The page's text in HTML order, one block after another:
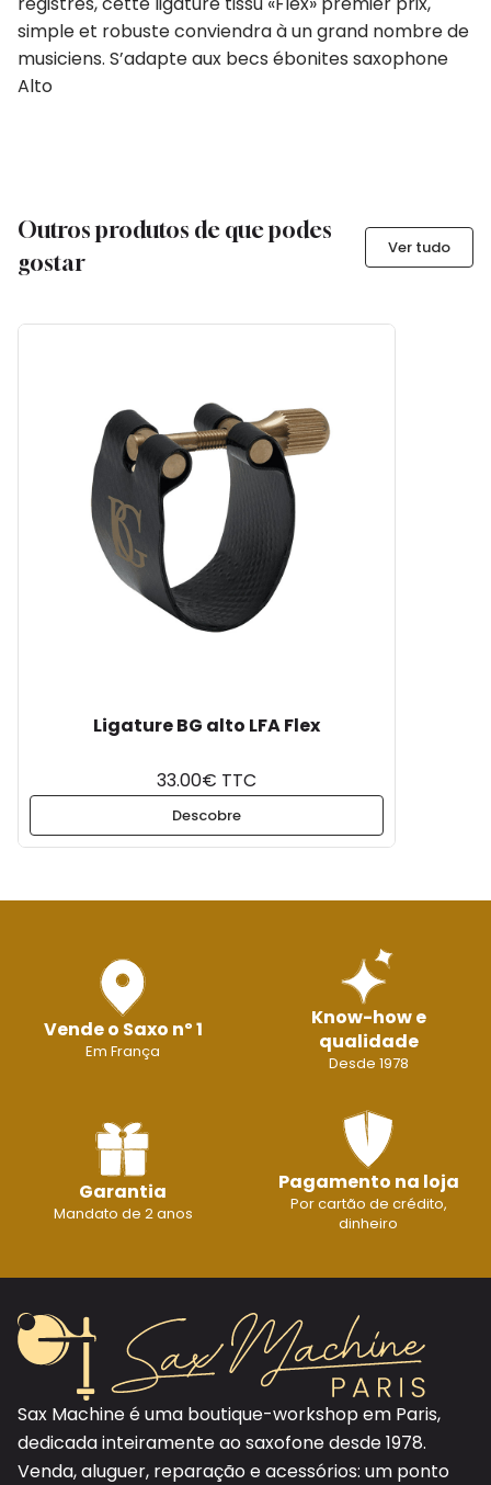
simple et robuste conviendra à un grand nombre de
musiciens. S’adapte aux becs ébonites saxophone
Alto
Outros produtos de que podes
gostar
Ver tudo
Ligature BG alto LFA Flex
33.00€ TTC
Descobre
Vende o Saxo nº 1
Em França
Know-how e
qualidade
Desde 1978
Garantia
Mandato de 2 anos
Pagamento na loja
Por cartão de crédito,
dinheiro
Sax Machine é uma boutique-workshop em Paris,
dedicada inteiramente ao saxofone desde 1978.
Venda, aluguer, reparação e acessórios: um ponto